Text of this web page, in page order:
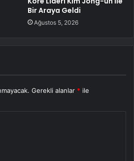
Bir Araya Geldi
Ağustos 5, 2026
Gerekli alanlar * ile